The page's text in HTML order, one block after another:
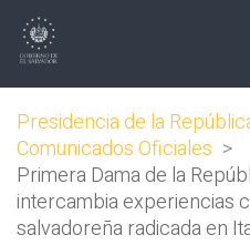
Presidencia de la
Comunicados Oficiales >
Primera Dama de la
intercambia experiencias
salvadoreña radicada en